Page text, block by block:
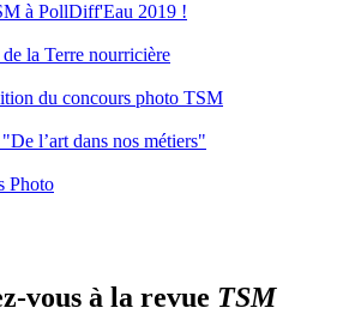
à PollDiff'Eau 2019 !
la Terre nourricière
du concours photo TSM
l’art dans nos métiers"
Photo
vous à la revue TSM